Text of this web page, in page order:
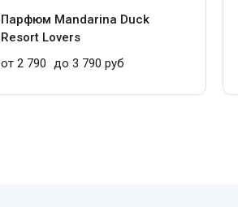
Парфюм Mandarina Duck
Resort Lovers
от 2 790 до 3 790 руб